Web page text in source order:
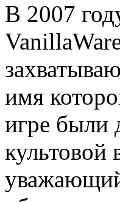
В 2007
имя
игре были
уважающий